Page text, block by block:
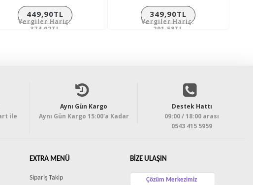
449,90TL
Vergiler Hariç:
374,92TL
349,90TL
Vergiler Hariç:
291,58TL
ile
Aynı Gün Kargo
Aynı Gün Kargo 15:00'a Kadar
Destek Hattı
09:00 / 18:00 arası
0543 415 5959
EXTRA MENÜ
Sipariş Takip
BIZE ULAŞIN
Çözüm Merkezimiz